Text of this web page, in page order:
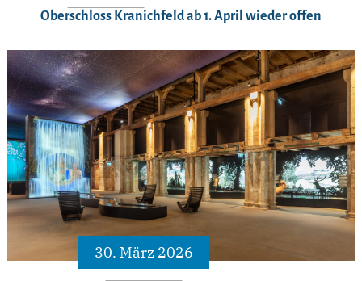
Oberschloss Kranichfeld ab 1. April wieder offen
30. März 2026